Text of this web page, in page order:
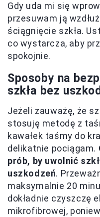
Gdy uda mi się
przesuwam ją
ściągnięcie szkła.
co wystarcza, aby
spokojnie.
Sposoby na
szkła bez
Jeżeli zauważę, że
stosuję metodę z
kawałek taśmy do
delikatnie pociągam.
prób, by uwolnić
uszkodzeń.
maksymalnie 20
dokładnie czyszczę
mikrofibrowej,